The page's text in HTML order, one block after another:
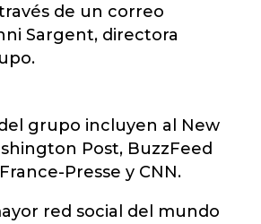
de un correo
Sargent, directora
grupo incluyen al New
Post, BuzzFeed
Presse y CNN.
red social del mundo